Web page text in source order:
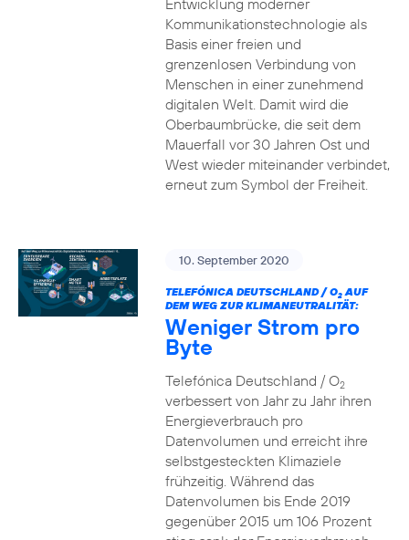
Entwicklung moderner
Kommunikationstechnologie als
Basis einer freien und
grenzenlosen Verbindung von
Menschen in einer zunehmend
digitalen Welt. Damit wird die
Oberbaumbrücke, die seit dem
Mauerfall vor 30 Jahren Ost und
West wieder miteinander verbindet,
erneut zum Symbol der Freiheit.
10. September 2020
TELEFÓNICA DEUTSCHLAND / O2AUF
DEM WEG ZUR KLIMANEUTRALITÄT:
Weniger Strom pro
Byte
Telefónica Deutschland / O2
verbessert von Jahr zu Jahr ihren
Energieverbrauch pro
Datenvolumen und erreicht ihre
selbstgesteckten Klimaziele
frühzeitig. Während das
Datenvolumen bis Ende 2019
gegenüber 2015 um 106 Prozent